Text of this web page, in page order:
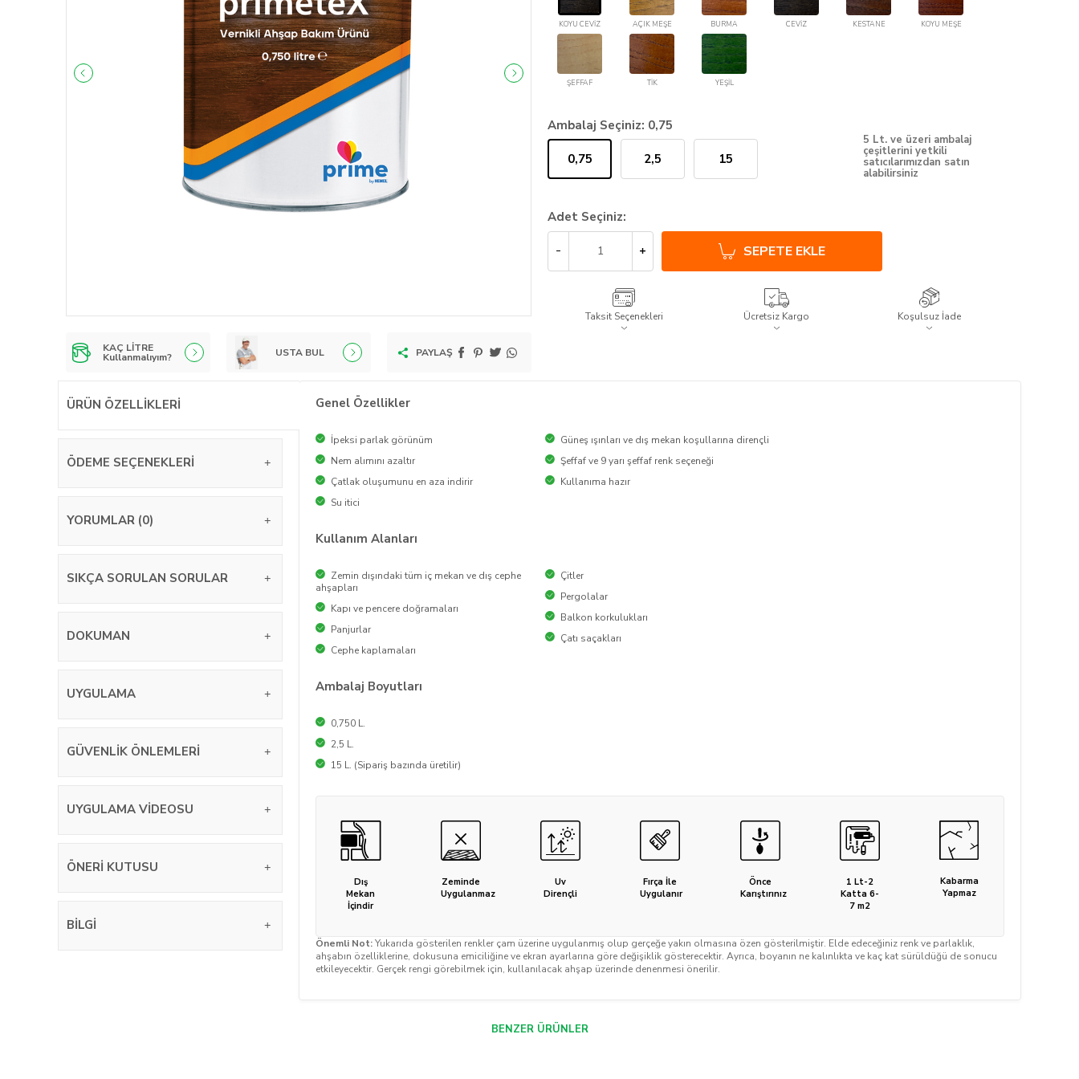
KAÇ LİTRE
Kullanmalıyım? USTA BUL PAYLAŞ
KOYU CEVİZ AÇIK MEŞE BURMA CEVİZ KESTANE KOYU MEŞE
ŞEFFAF TİK YEŞİL
Ambalaj Seçiniz: 0,75
0,75 2,5 15
5 Lt. ve üzeri ambalaj
çeşitlerini yetkili
satıcılarımızdan satın
alabilirsiniz
Adet Seçiniz:
SEPETE EKLE
Taksit Seçenekleri Ücretsiz Kargo Koşulsuz İade
ÜRÜN ÖZELLIKLERI
ÖDEME SEÇENEKLERI
YORUMLAR (0)
SIKÇA SORULAN SORULAR
DOKUMAN
UYGULAMA
GÜVENLIK ÖNLEMLERI
UYGULAMA VIDEOSU
ÖNERI KUTUSU
BILGI
Genel Özellikler
İpeksi parlak görünüm
Nem alımını azaltır
Çatlak oluşumunu en aza indirir
Su itici
Güneş ışınları ve dış mekan koşullarına dirençli
Şeffaf ve 9 yarı şeffaf renk seçeneği
Kullanıma hazır
Kullanım Alanları
Zemin dışındaki tüm iç mekan ve dış cephe
ahşapları
Kapı ve pencere doğramaları
Panjurlar
Cephe kaplamaları
Çitler
Pergolalar
Balkon korkulukları
Çatı saçakları
Ambalaj Boyutları
0,750 L.
2,5 L.
15 L. (Sipariş bazında üretilir)
Dış
Mekan
İçindir
Zeminde
Uygulanmaz
Uv
Dirençli
Fırça İle
Uygulanır
Önce
Karıştırınız
1 Lt-2
Katta 6-
7 m2
Kabarma
Yapmaz
Önemli Not:Yukarıda gösterilen renkler çam üzerine uygulanmış olup gerçeğe yakın olmasına özen gösterilmiştir. Elde edeceğiniz renk ve parlaklık,
ahşabın özelliklerine, dokusuna emiciliğine ve ekran ayarlarına göre değişiklik gösterecektir. Ayrıca, boyanın ne kalınlıkta ve kaç kat sürüldüğü de sonucu
etkileyecektir. Gerçek rengi görebilmek için, kullanılacak ahşap üzerinde denenmesi önerilir.
BENZER ÜRÜNLER